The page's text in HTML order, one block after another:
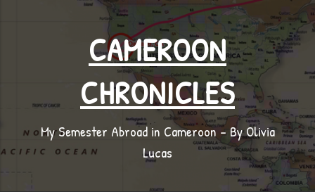
CAMEROON
CHRONICLES
My Semester Abroad in Cameroon – By Olivia
Lucas